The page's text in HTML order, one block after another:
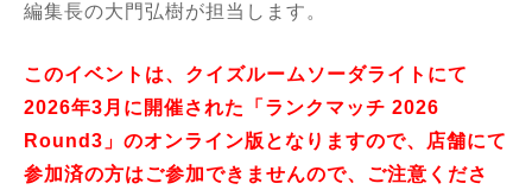
編集長の大門弘樹が担当します。
このイベントは、クイズルームソーダライトにて
2026年3月に開催された「ランクマッチ 2026
Round3」のオンライン版となりますので、店舗にて
参加済の方はご参加できませんので、ご注意くださ